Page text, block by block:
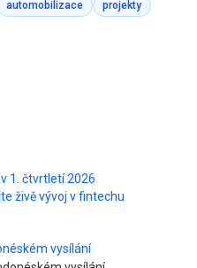
automobilizace projekty
1. čtvrtletí 2026
živě vývoj v fintechu
vysílání